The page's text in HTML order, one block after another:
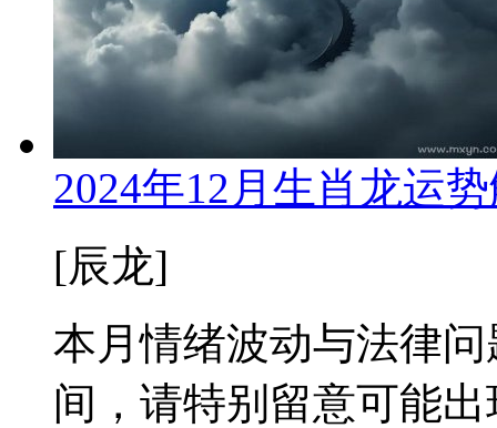
2024年12月生肖龙运
[辰龙]
本月情绪波动与法律
间，请特别留意可能